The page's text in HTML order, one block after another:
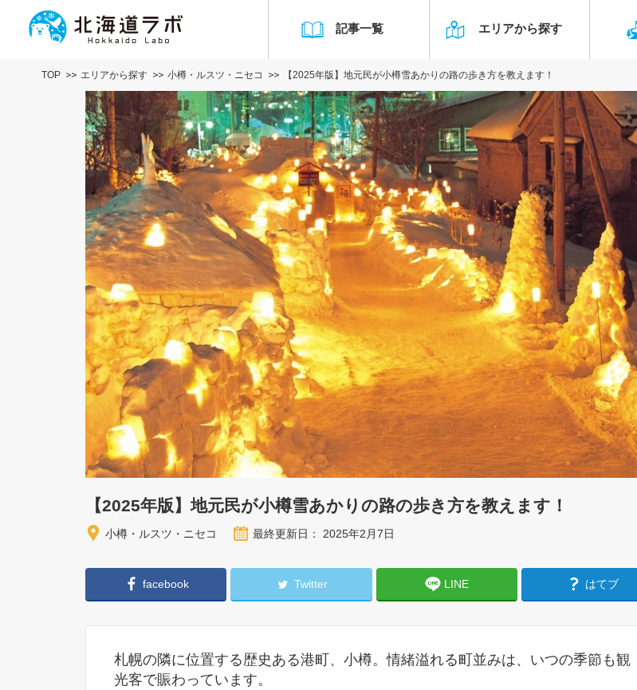
記事一覧 エリアから探す
TOP エリアから探す 小樽・ルスツ・ニセコ 【2025年版】地元民が小樽雪あかりの路の歩き方を教えます！
【2025年版】地元民が小樽雪あかりの路の歩き方を教えます！
小樽・ルスツ・ニセコ 最終更新日： 2025年2月7日
facebook Twitter LINE はてブ
札幌の隣に位置する歴史ある港町、小樽。情緒溢れる町並みは、いつの季節も観
光客で賑わっています。